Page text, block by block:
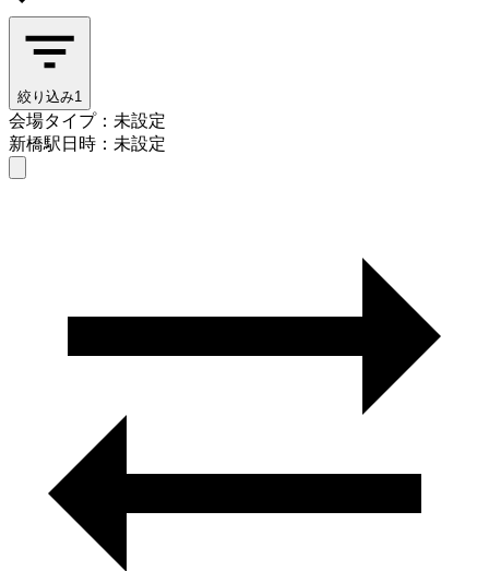
絞り込み1
会場タイプ：未設定
新橋駅日時：未設定